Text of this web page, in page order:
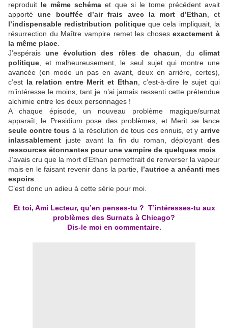
reproduit le même schéma et que si le tome précédent avait
apportéune bouffée d’air frais avec la mort d’Ethan , et
l’indispensable redistribution politiqueque cela impliquait, la
résurrection du Maître vampire remet les chosesexactement à
la même place
J’espéraisune évolution des rôles de chacun , du climat
politique , et malheureusement, le seul sujet qui montre une
avancée (en mode un pas en avant, deux en arrière, certes),
c’est la relation entre Merit et Ethan , c’est-à-dire le sujet qui
m’intéresse le moins, tant je n’ai jamais ressenti cette prétendue
alchimie entre les deux personnages !
A chaque épisode, un nouveau problème magique/surnat
apparaît, le Presidium pose des problèmes, et Merit se lance
seule contre tous à la résolution de tous ces ennuis, et yarrive
inlassablement juste avant la fin du roman, déployant des
ressources étonnantes pour une vampire de quelques mois
J’avais cru que la mort d’Ethan permettrait de renverser la vapeur
mais en le faisant revenir dans la partie, l’autrice a anéanti mes
espoirs
C’est donc un adieu à cette série pour moi.
Et toi, Ami Lecteur, qu’en penses-tu ? T’intéresses-tu aux
problèmes des Surnats à Chicago?
Dis-le moi en commentaire.